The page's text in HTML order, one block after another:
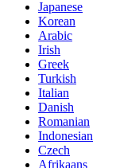
Japanese
Korean
Arabic
Irish
Greek
Turkish
Italian
Danish
Romanian
Indonesian
Czech
Afrikaans